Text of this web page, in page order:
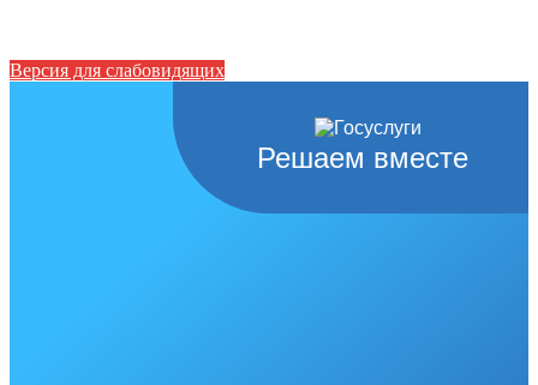
Версия для слабовидящих
Решаем вместе